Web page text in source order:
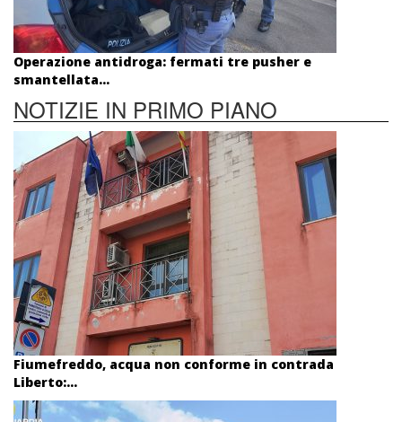
Operazione antidroga: fermati tre pusher e
smantellata...
NOTIZIE IN PRIMO PIANO
Fiumefreddo, acqua non conforme in contrada
Liberto:...